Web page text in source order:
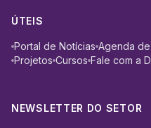
ÚTEIS
Portal de Notícias Agenda
Projetos Cursos Fale com a
NEWSLETTER DO SETOR